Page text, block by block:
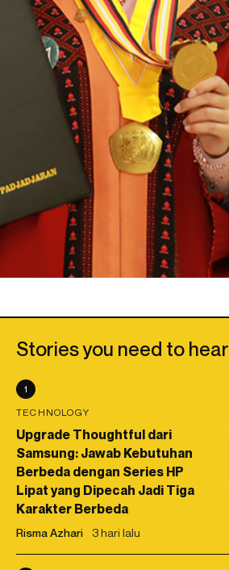
Stories you need to hear
1
TECHNOLOGY
Upgrade Thoughtful dari
Samsung: Jawab Kebutuhan
Berbeda dengan Series HP
Lipat yang Dipecah Jadi Tiga
Karakter Berbeda
Risma Azhari 3 hari lalu